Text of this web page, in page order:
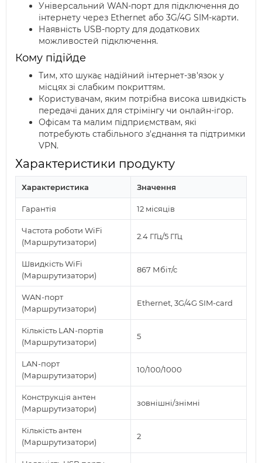
Універсальний WAN-порт для підключення до
інтернету через Ethernet або 3G/4G SIM-карти.
Наявність USB-порту для додаткових
можливостей підключення.
Кому підійде
Тим, хто шукає надійний інтернет-зв'язок у
місцях зі слабким покриттям.
Користувачам, яким потрібна висока швидкість
передачі даних для стрімінгу чи онлайн-ігор.
Офісам та малим підприємствам, які
потребують стабільного з'єднання та підтримки
VPN.
Характеристики продукту
Характеристика Значення
Гарантія 12 місяців
Частота роботи WiFi
(Маршрутизатори)
2.4 ГГц/5 ГГц
Швидкість WiFi
(Маршрутизатори)
867 Мбіт/с
WAN-порт
(Маршрутизатори)
Ethernet, 3G/4G SIM-card
Кількість LAN-портів
(Маршрутизатори)
5
LAN-порт
(Маршрутизатори)
10/100/1000
Конструкція антен
(Маршрутизатори)
зовнішні/знімні
Кількість антен
(Маршрутизатори)
2